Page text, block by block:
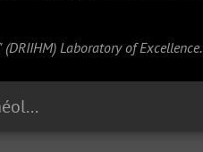
(DRIIHM) Laboratory of Excellence.
Campagne de fouilles archéologiques